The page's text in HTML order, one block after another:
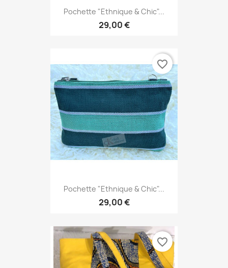
Pochette "Ethnique & Chic"...
29,00 €
Pochette "Ethnique & Chic"...
29,00 €
favorite_border
favorite_border